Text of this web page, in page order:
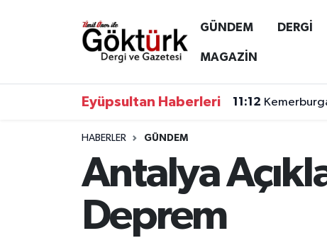
GÜNDEM DERGİ
MAGAZİN
Eyüpsultan Haberleri 11:12
HABERLER GÜNDEM
Antalya
Deprem
Anne Çocuk
Eyüpsultan Hava Durumu
Tüm Manşetler
Son Dakika Haberleri